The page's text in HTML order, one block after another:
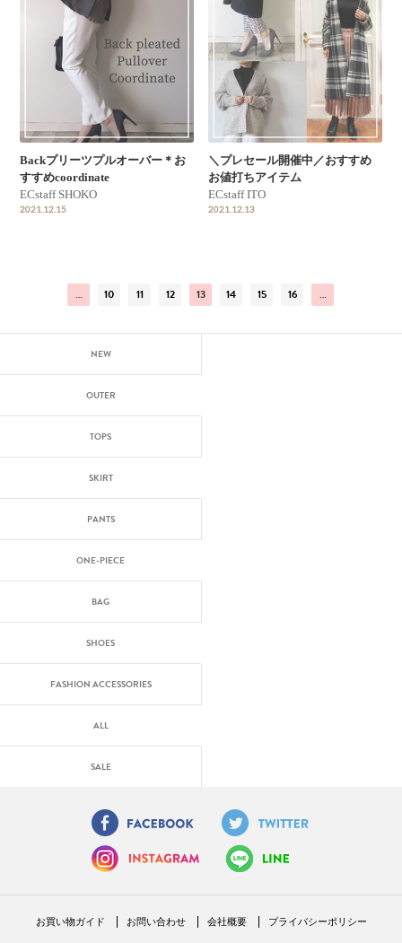
Backプリーツプルオーバー＊お
すすめcoordinate
ECstaff SHOKO
2021.12.15
＼プレセール開催中／おすすめ
お値打ちアイテム
ECstaff ITO
2021.12.13
… 10 11 12 13 14 15 16 …
NEW
OUTER
TOPS
SKIRT
PANTS
ONE-PIECE
BAG
SHOES
FASHION ACCESSORIES
ALL
SALE
お買い物ガイド お問い合わせ 会社概要 プライバシーポリシー